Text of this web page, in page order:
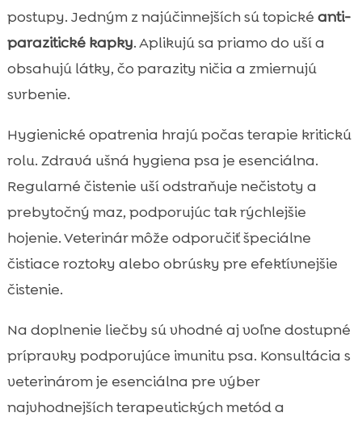
postupy. Jedným z najúčinnejších sú topické anti-
parazitické kapky. Aplikujú sa priamo do uší a
obsahujú látky, čo parazity ničia a zmiernujú
svrbenie.
Hygienické opatrenia hrajú počas terapie kritickú
rolu. Zdravá ušná hygiena psa je esenciálna.
Regularné čistenie uší odstraňuje nečistoty a
prebytočný maz, podporujúc tak rýchlejšie
hojenie. Veterinár môže odporučiť špeciálne
čistiace roztoky alebo obrúsky pre efektívnejšie
čistenie.
Na doplnenie liečby sú vhodné aj voľne dostupné
prípravky podporujúce imunitu psa. Konsultácia s
veterinárom je esenciálna pre výber
najvhodnejších terapeutických metód a